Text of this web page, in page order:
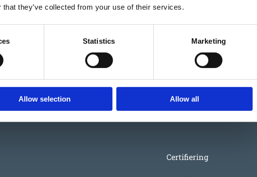
they’ve collected from your use of their services.
Statistics Marketing
Allow selection Allow all
Material
Certifiering